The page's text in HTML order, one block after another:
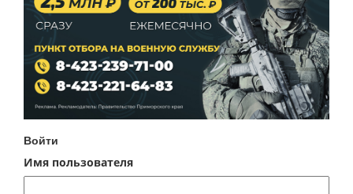
Войти
Имя пользователя